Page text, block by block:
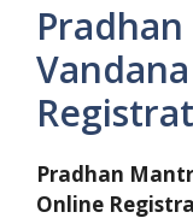
Pradhan
Online